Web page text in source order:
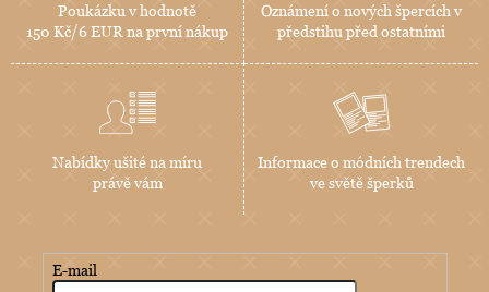
Poukázku v hodnotě
150 Kč/6 EUR na první nákup
Oznámení o nových špercích v
předstihu před ostatními
Nabídky ušité na míru
právě vám
Informace o módních trendech
ve světě šperků
E-mail